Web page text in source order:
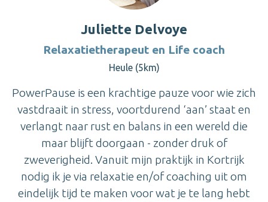
Juliette Delvoye
Relaxatietherapeut en Life coach
Heule (5km)
PowerPause is een krachtige pauze voor wie zich
vastdraait in stress, voortdurend ‘aan’ staat en
verlangt naar rust en balans in een wereld die
maar blijft doorgaan - zonder druk of
zweverigheid. Vanuit mijn praktijk in Kortrijk
nodig ik je via relaxatie en/of coaching uit om
eindelijk tijd te maken voor wat je te lang hebt